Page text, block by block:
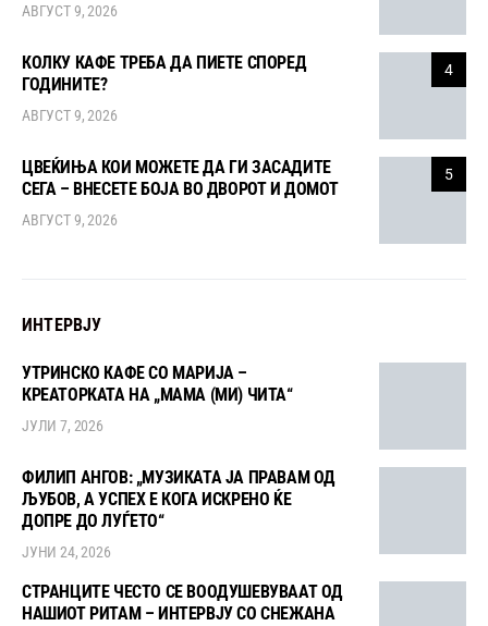
АВГУСТ 9, 2026
4
КОЛКУ КАФЕ ТРЕБА ДА ПИЕТЕ СПОРЕД
ГОДИНИТЕ?
АВГУСТ 9, 2026
5
ЦВЕЌИЊА КОИ МОЖЕТЕ ДА ГИ ЗАСАДИТЕ
СЕГА – ВНЕСЕТЕ БОЈА ВО ДВОРОТ И ДОМОТ
АВГУСТ 9, 2026
ИНТЕРВЈУ
УТРИНСКО КАФЕ СО МАРИЈА –
КРЕАТОРКАТА НА „МАМА (МИ) ЧИТА“
ЈУЛИ 7, 2026
ФИЛИП АНГОВ: „МУЗИКАТА ЈА ПРАВАМ ОД
ЉУБОВ, А УСПЕХ Е КОГА ИСКРЕНО ЌЕ
ДОПРЕ ДО ЛУЃЕТО“
ЈУНИ 24, 2026
СТРАНЦИТЕ ЧЕСТО СЕ ВООДУШЕВУВААТ ОД
НАШИОТ РИТАМ – ИНТЕРВЈУ СО СНЕЖАНА